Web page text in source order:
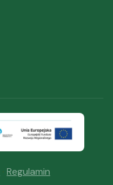
· Regulamin